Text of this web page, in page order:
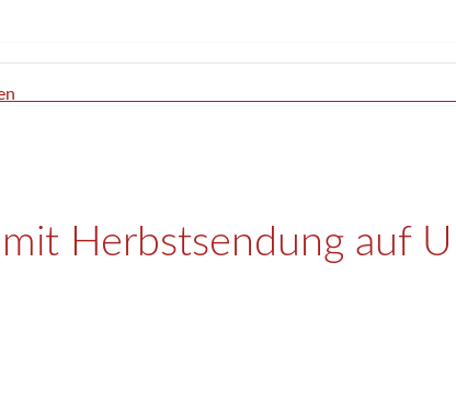
mit Herbstsendung auf